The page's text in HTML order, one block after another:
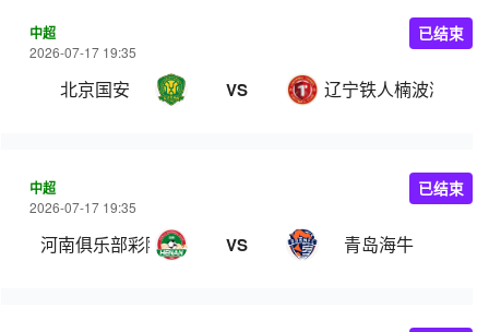
中超
2026-07-17 19:35
北京国安 VS 辽宁铁人楠波湾
已结束
中超
2026-07-17 19:35
河南俱乐部彩陶坊 VS 青岛海牛
已结束